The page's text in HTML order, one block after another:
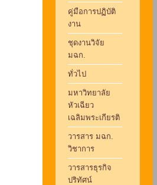
คู่มือการปฏิบัติ
งาน
ชุดงานวิจัย
มฉก.
ทั่วไป
มหาวิทยาลัย
หัวเฉียว
เฉลิมพระเกียรติ
วารสาร มฉก.
วิชาการ
วารสารธุรกิจ
ปริทัศน์